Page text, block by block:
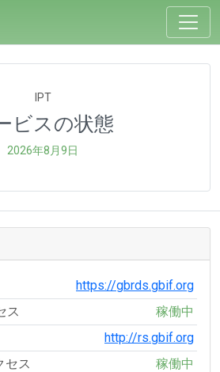
IPT
ビスの状態
2026年8月9日
https://gbrds.gbif.org
ス
稼働中
http://rs.gbif.org
セス
稼働中